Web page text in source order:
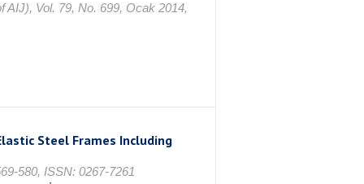
AIJ), Vol. 79, No. 699, Ocak 2014,
Steel Frames Including
580, ISSN: 0267-7261